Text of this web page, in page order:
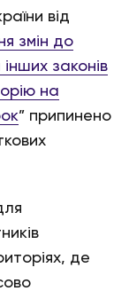
від
змін до
законів
на
” припинено
де